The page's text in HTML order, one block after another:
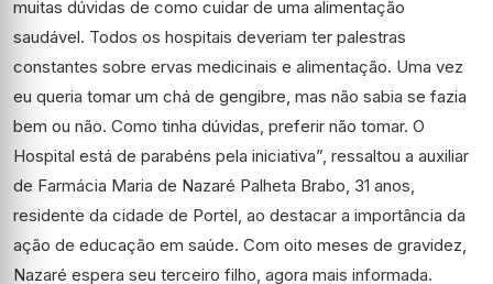
muitas dúvidas de como cuidar de uma alimentação
saudável. Todos os hospitais deveriam ter palestras
constantes sobre ervas medicinais e alimentação. Uma vez
eu queria tomar um chá de gengibre, mas não sabia se fazia
bem ou não. Como tinha dúvidas, preferir não tomar. O
Hospital está de parabéns pela iniciativa”, ressaltou a auxiliar
de Farmácia Maria de Nazaré Palheta Brabo, 31 anos,
residente da cidade de Portel, ao destacar a importância da
ação de educação em saúde. Com oito meses de gravidez,
Nazaré espera seu terceiro filho, agora mais informada.